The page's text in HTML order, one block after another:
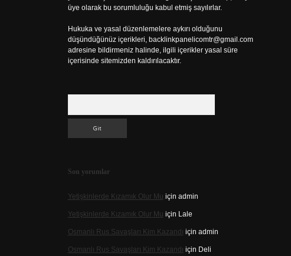
üye olarak bu sorumluluğu kabul etmiş sayılırlar.
Hukuka ve yasal düzenlemelere aykırı olduğunu
düşündüğünüz içerikleri, backlinkpanelicomtr@gmail.com
adresine bildirmeniz halinde, ilgili içerikler yasal süre
içerisinde sitemizden kaldırılacaktır.
Son yorumlar
Yetişkinlerde Kızamık Olur Mu için admin
Yetişkinlerde Kızamık Olur Mu için Lale
Osmanlı Rus Savaşları Kim Kazandı için admin
Osmanlı Rus Savaşları Kim Kazandı için Deli